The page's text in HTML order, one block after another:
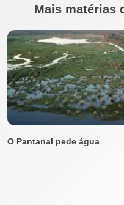
Mais matérias
O Pantanal pede água